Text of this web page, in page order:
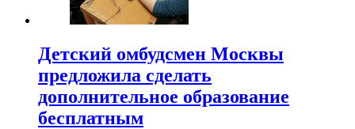
Детский омбудсмен Москвы
предложила сделать
дополнительное образование
бесплатным